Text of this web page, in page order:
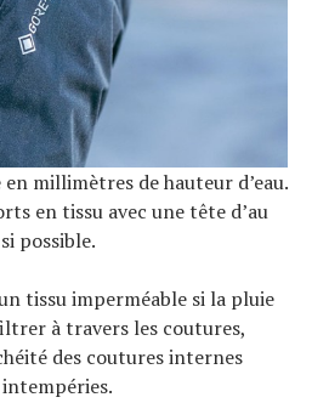
en millimètres de hauteur d’eau.
en tissu avec une tête d’au
possible.
tissu imperméable si la pluie
à travers les coutures,
des coutures internes